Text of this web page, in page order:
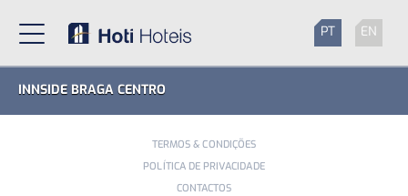
PT EN
INNSIDE BRAGA CENTRO
TERMOS & CONDIÇÕES
POLÍTICA DE PRIVACIDADE
CONTACTOS